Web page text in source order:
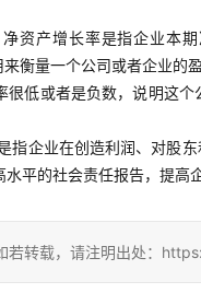
净资产增长率是指企业本
衡量一个公司或者企业的
很低或者是负数，说明这
指企业在创造利润、对股
平的社会责任报告，提高
若转载，请注明出处：